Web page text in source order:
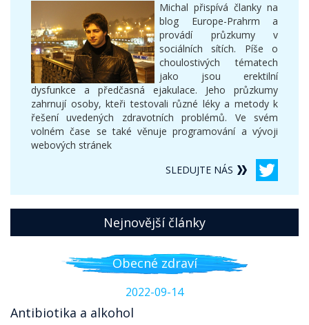
Michal přispívá članky na
blog Europe-Prahrm a
provádí průzkumy v
sociálních sítích. Píše o
choulostivých tématech
jako jsou erektilní
dysfunkce a předčasná ejakulace. Jeho průzkumy
zahrnují osoby, kteři testovali různé léky a metody k
řešení uvedených zdravotních problémů. Ve svém
volném čase se také věnuje programování a vývoji
webových stránek
SLEDUJTE NÁS
Nejnovější články
Obecné zdraví
2022-09-14
Antibiotika a alkohol